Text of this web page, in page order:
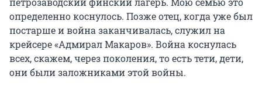
определенно коснулось. Позже отец, когда уже был
постарше и война заканчивалась, служил на
крейсере «Адмирал Макаров». Война коснулась
всех, скажем, через поколения, то есть тети, дети,
они были заложниками этой войны.